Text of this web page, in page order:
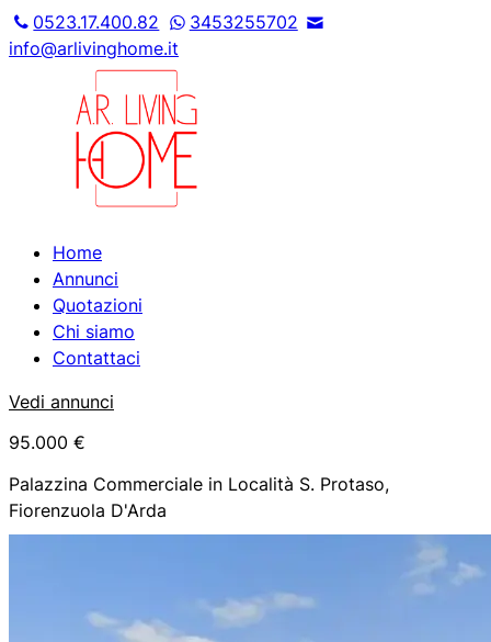
0523.17.400.82
3453255702
info@arlivinghome.it
Home
Annunci
Quotazioni
Chi siamo
Contattaci
Vedi annunci
95.000 €
Palazzina Commerciale in Località S. Protaso,
Fiorenzuola D'Arda